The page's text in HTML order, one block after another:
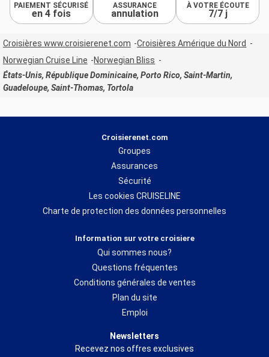
PAIEMENT SÉCURISÉ
en 4 fois
ASSURANCE
annulation
À VOTRE ÉCOUTE
7/7 j
Croisières www.croisierenet.com
Croisières Amérique du Nord
Norwegian Cruise Line
Norwegian Bliss
États-Unis, République Dominicaine, Porto Rico, Saint-Martin,
Guadeloupe, Saint-Thomas, Tortola
Croisierenet.com
Groupes
Assurances
Sécurité
Les cookies CRUISELINE
Charte de protection des données personnelles
Information sur votre croisiere
Qui sommes nous?
Questions fréquentes
Conditions générales de ventes
Plan du site
Emploi
Newsletters
Recevez nos offres exclusives